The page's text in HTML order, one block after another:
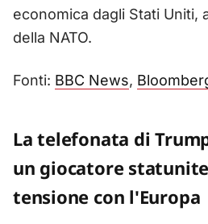
economica dagli Stati Uniti,
della NATO.
Fonti: BBC News,
La telefonata di
un giocatore
tensione con l'Europa